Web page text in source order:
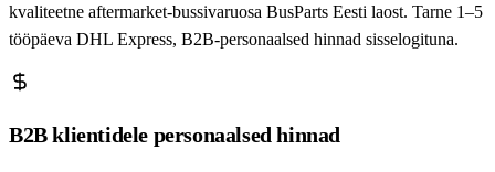
kvaliteetne aftermarket-bussivaruosa BusParts Eesti laost. Tarne 1–5
tööpäeva DHL Express, B2B-personaalsed hinnad sisselogituna.
B2B klientidele personaalsed hinnad